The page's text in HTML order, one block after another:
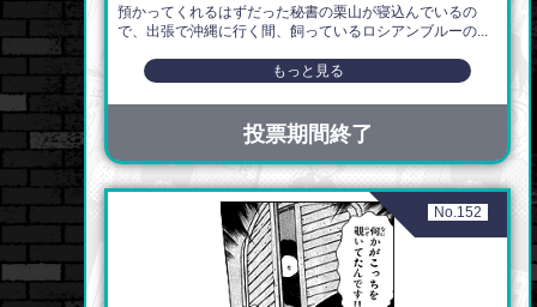
預かってくれるはずだった秘書の栗山が寝込んでいるの
で、出張で沖縄に行く間、飼っているロシアンブルーの...
もっと見る
投票期間終了
No.152